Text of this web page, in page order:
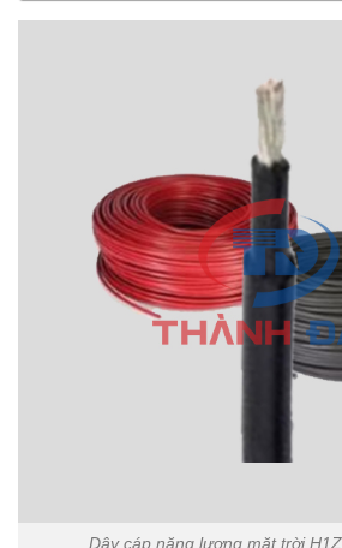
Dây cáp năng lượng mặt trời